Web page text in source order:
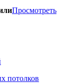
Просмотреть
потолков